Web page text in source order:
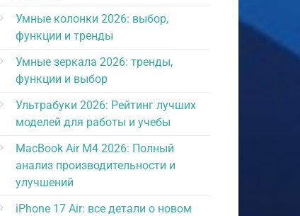
Умные колонки 2026: выбор,
функции и тренды
Умные зеркала 2026: тренды,
функции и выбор
Ультрабуки 2026: Рейтинг лучших
моделей для работы и учебы
MacBook Air M4 2026: Полный
анализ производительности и
улучшений
iPhone 17 Air: все детали о новом